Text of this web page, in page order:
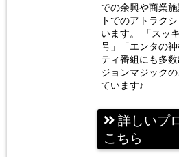
での余興や商業
トでのアトラク
います。 「スッ
号」「エンタの
ティ番組にも多
ジョンマジック
ています♪
詳しいプ
こちら